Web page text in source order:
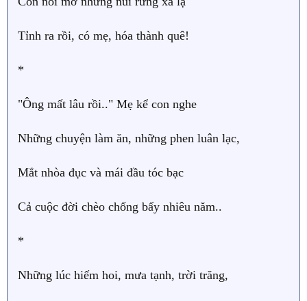
Tỉnh ra rồi, có mẹ, hóa thành quê!
*
"Ông mất lâu rồi.." Mẹ kể con nghe
Những chuyện làm ăn, những phen luân lạc,
Mắt nhòa đục và mái đầu tóc bạc
Cả cuộc đời chèo chống bấy nhiêu năm..
*
Những lúc hiếm hoi, mưa tạnh, trời trăng,